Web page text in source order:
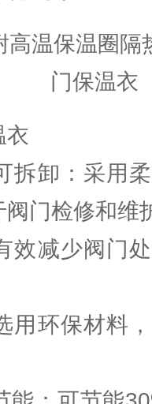
卸：采用柔
门检修和维
减少阀门处
环保材料，